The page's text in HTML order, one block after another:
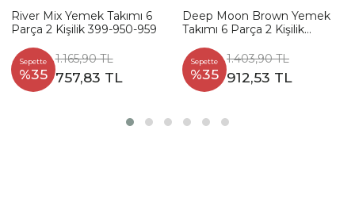
River Mix Yemek Takımı 6
Parça 2 Kişilik 399-950-959
Sepette
%35
1.165,90 TL
757,83 TL
Deep Moon Brown Yemek
Takımı 6 Parça 2 Kişilik
Sepette
%35
1.403,90 TL
912,53 TL